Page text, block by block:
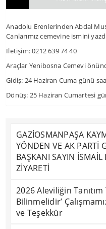
Anadolu Erenlerinden Abdal
Canlarımız cemevine ismini
İletişim: 0212 639 74 40
Araçlar Yenibosna Cemevi
Gidiş: 24 Haziran Cuma günü
Dönüş: 25 Haziran Cumartesi
GAZİOSMANPAŞA
YÖNDEN VE AK PARTİ
BAŞKANI SAYIN İSMAİL
ZİYARETİ
2026 Aleviliğin Tanıtım
Bilinmelidir’
ve Teşekkür